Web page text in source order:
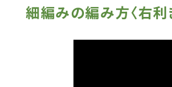
細編みの編み方〈右利